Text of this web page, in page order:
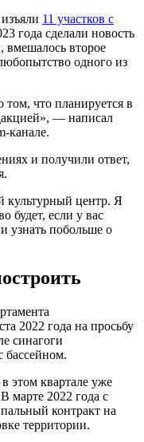
11 участков с
года сделали новость
вмешалось второе
одного из
что планируется в
— написал
канале.
и получили ответ,
культурный центр. Я
будет, если у вас
узнать побольше о
2022 года на просьбу
синагоги
бассейном.
этом квартале уже
марте 2022 года с
контракт на
территории.